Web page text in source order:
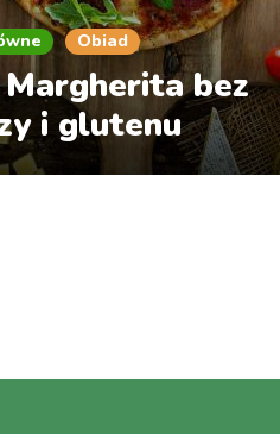
Obiad
Margherita bez
i glutenu